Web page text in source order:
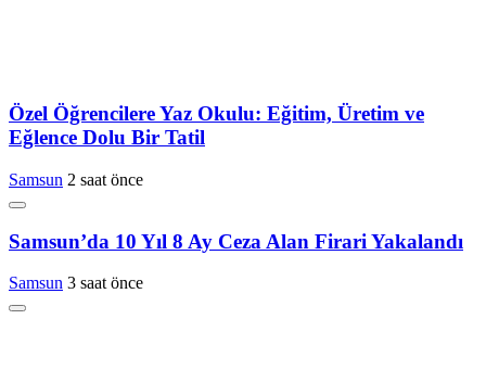
Özel Öğrencilere Yaz Okulu: Eğitim, Üretim ve
Eğlence Dolu Bir Tatil
Samsun 2 saat önce
Samsun’da 10 Yıl 8 Ay Ceza Alan Firari Yakalandı
Samsun 3 saat önce